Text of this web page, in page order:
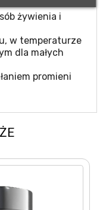
żywienia i
w temperaturze
dla małych
promieni